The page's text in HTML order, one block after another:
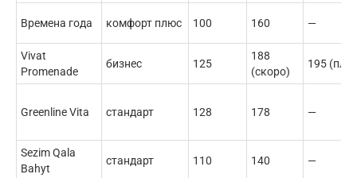
Времена года комфорт плюс 100 160 —
Vivat
Promenade
бизнес 125
188
(скоро)
195
Greenline Vita стандарт 128 178 —
Sezim Qala
Bahyt
стандарт 110 140 —